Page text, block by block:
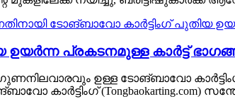
പ്രകടനമുള്ള കാർട്ട്
ഉള്ള ടോങ്‌ബാവോ
കാർട്ടിംഗ് (Tongbaokarting.com)